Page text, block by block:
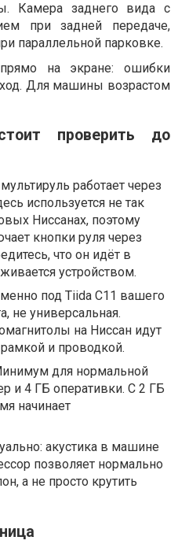
Камера заднего вида с
при задней передаче,
параллельной парковке.
прямо на экране: ошибки
Для машины возрастом
проверить до
работает через
используется не так
Ниссанах, поэтому
кнопки руля через
что он идёт в
устройством.
под Tiida C11 вашего
не универсальная.
на Ниссан идут
и проводкой.
для нормальной
и 4 ГБ оперативки. С 2 ГБ
начинает
акустика в машине
позволяет нормально
а не просто крутить